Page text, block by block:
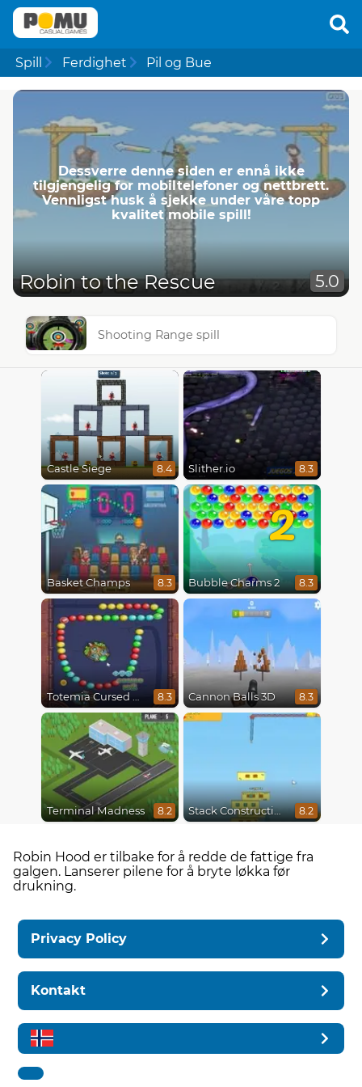
Spill Ferdighet Pil og Bue
Dessverre denne siden er ennå ikke
tilgjengelig for mobiltelefoner og nettbrett.
Vennligst husk å sjekke under våre topp
kvalitet mobile spill!
Robin to the Rescue 5.0
Shooting Range spill
Castle Siege 8.4 Slither.io 8.3
Basket Champs 8.3
2
Bubble Charms 2 8.3
Totemia Cursed Marbles 8.3 Cannon Balls 3D 8.3
Terminal Madness 8.2 Stack Construction 8.2
Robin Hood er tilbake for å redde de fattige fra
galgen. Lanserer pilene for å bryte løkka før
drukning.
Privacy Policy
Kontakt